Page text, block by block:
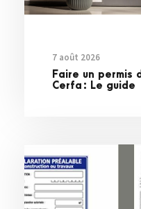
7 août 2026
Faire un permis
Cerfa : Le guide